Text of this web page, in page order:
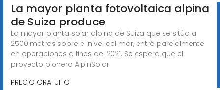
La mayor planta fotovoltaica alpina
de Suiza produce
La mayor planta solar alpina de Suiza que se sitúa a
2500 metros sobre el nivel del mar, entró parcialmente
en operaciones a fines del 2021. Se espera que el
proyecto pionero AlpinSolar
PRECIO GRATUITO